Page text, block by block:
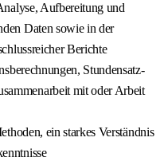
Aufbereitung und
Daten sowie in der
Berichte
Stundensatz-
mit oder Arbeit
ein starkes Verständnis